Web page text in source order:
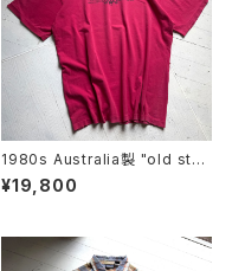
1980s Australia製 "old stus
sy" S/S T-shirt
¥19,800